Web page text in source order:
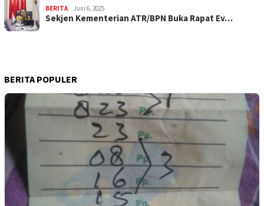
BERITA Juni 6, 2025
Sekjen Kementerian ATR/BPN Buka Rapat Ev…
BERITA POPULER